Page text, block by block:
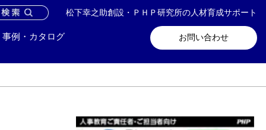
松下幸之助創設・ＰＨＰ研究所の人材育成サポート
お問い合わせ
事例・カタログ
い合わせ メールマガジン登録